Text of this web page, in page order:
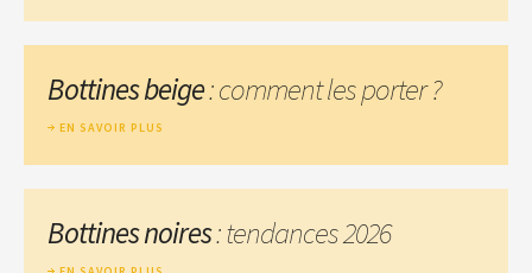
Bottines beige: comment les porter ?
EN SAVOIR PLUS
Bottines noires: tendances 2026